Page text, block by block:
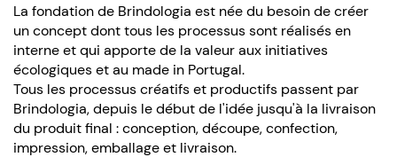
La fondation de Brindologia est née du besoin de créer
un concept dont tous les processus sont réalisés en
interne et qui apporte de la valeur aux initiatives
écologiques et au made in Portugal.
Tous les processus créatifs et productifs passent par
Brindologia, depuis le début de l'idée jusqu'à la livraison
du produit final : conception, découpe, confection,
impression, emballage et livraison.